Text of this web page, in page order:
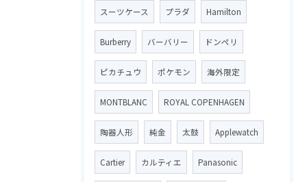
スーツケース プラダ Hamilton
Burberry バーバリー ドンペリ
ピカチュウ ポケモン 海外限定
MONTBLANC ROYAL COPENHAGEN
陶器人形 純金 太鼓 Applewatch
Cartier カルティエ Panasonic